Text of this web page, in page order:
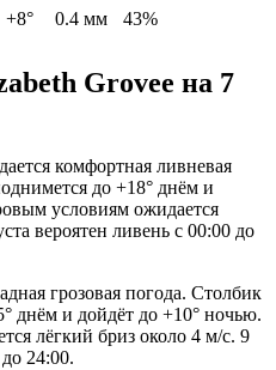
+8° 0.4 мм 43%
Groveе на 7
комфортная ливневая
до +18° днём и
условиям ожидается
вероятен ливень с 00:00 до
грозовая погода. Столбик
днём и дойдёт до +10° ночью.
лёгкий бриз около 4 м/с. 9
до 24:00.